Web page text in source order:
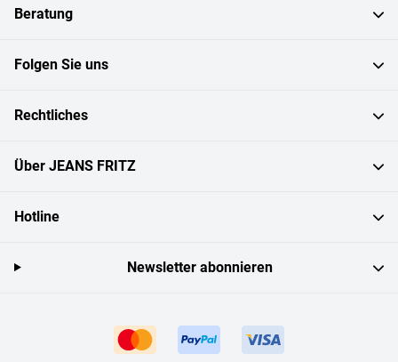
Beratung
Folgen Sie uns
Rechtliches
Über JEANS FRITZ
Hotline
Newsletter abonnieren